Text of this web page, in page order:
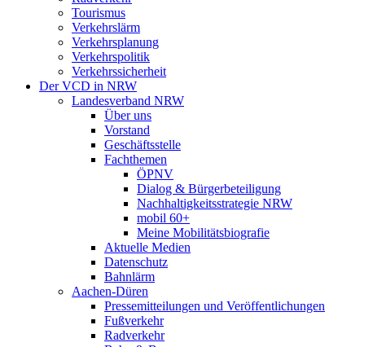
Tourismus
Verkehrslärm
Verkehrsplanung
Verkehrspolitik
Verkehrssicherheit
Der VCD in NRW
Landesverband NRW
Über uns
Vorstand
Geschäftsstelle
Fachthemen
ÖPNV
Dialog & Bürgerbeteiligung
Nachhaltigkeitsstrategie NRW
mobil 60+
Meine Mobilitätsbiografie
Aktuelle Medien
Datenschutz
Bahnlärm
Aachen-Düren
Pressemitteilungen und Veröffentlichungen
Fußverkehr
Radverkehr